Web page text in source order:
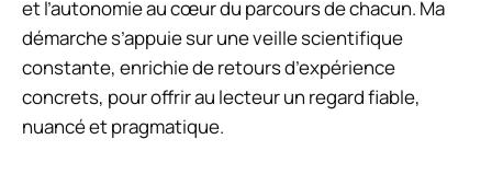
et l’autonomie au cœur du parcours de chacun. Ma
démarche s’appuie sur une veille scientifique
constante, enrichie de retours d’expérience
concrets, pour offrir au lecteur un regard fiable,
nuancé et pragmatique.